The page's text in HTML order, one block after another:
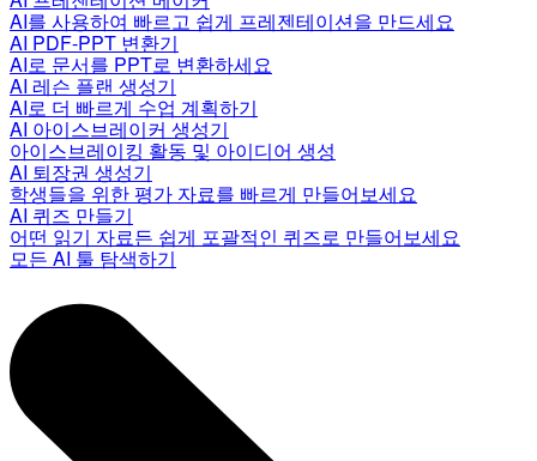
AI를 사용하여 빠르고 쉽게 프레젠테이션을 만드세요
AI PDF-PPT 변환기
AI로 문서를 PPT로 변환하세요
AI 레슨 플랜 생성기
AI로 더 빠르게 수업 계획하기
AI 아이스브레이커 생성기
아이스브레이킹 활동 및 아이디어 생성
AI 퇴장권 생성기
학생들을 위한 평가 자료를 빠르게 만들어보세요
AI 퀴즈 만들기
어떤 읽기 자료든 쉽게 포괄적인 퀴즈로 만들어보세요
모든 AI 툴 탐색하기